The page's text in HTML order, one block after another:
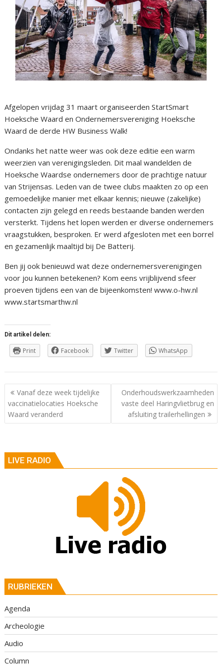
Afgelopen vrijdag 31 maart organiseerden StartSmart
Hoeksche Waard en Ondernemersvereniging Hoeksche
Waard de derde HW Business Walk!
Ondanks het natte weer was ook deze editie een warm
weerzien van verenigingsleden. Dit maal wandelden de
Hoeksche Waardse ondernemers door de prachtige natuur
van Strijensas. Leden van de twee clubs maakten zo op een
gemoedelijke manier met elkaar kennis; nieuwe (zakelijke)
contacten zijn gelegd en reeds bestaande banden werden
versterkt. Tijdens het lopen werden er diverse ondernemers
vraagstukken, besproken. Er werd afgesloten met een borrel
en gezamenlijk maaltijd bij De Batterij.
Ben jij ook benieuwd wat deze ondernemersverenigingen
voor jou kunnen betekenen? Kom eens vrijblijvend sfeer
proeven tijdens een van de bijeenkomsten! www.o-hw.nl
www.startsmarthw.nl
Dit artikel delen:
Print Facebook Twitter WhatsApp
Berichtnavigatie
Vanaf deze week tijdelijke
vaccinatielocaties Hoeksche
Waard veranderd
Onderhoudswerkzaamheden
vaste deel Haringvlietbrug en
afsluiting trailerhellingen
LIVE RADIO
RUBRIEKEN
Agenda
Archeologie
Audio
Column